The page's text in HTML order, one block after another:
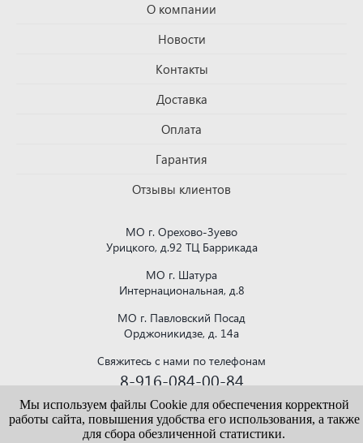
О компании
Новости
Контакты
Доставка
Оплата
Гарантия
Отзывы клиентов
МО г. Орехово-Зуево
Урицкого, д.92 ТЦ Баррикада
МО г. Шатура
Интернациональная, д.8
МО г. Павловский Посад
Орджоникидзе, д. 14а
Свяжитесь с нами по телефонам
8-916-084-00-84
или напишите на почту
krovlya150@mail.ru
Мы используем файлы Cookie для обеспечения корректной
работы сайта, повышения удобства его использования, а также
для сбора обезличенной статистики.